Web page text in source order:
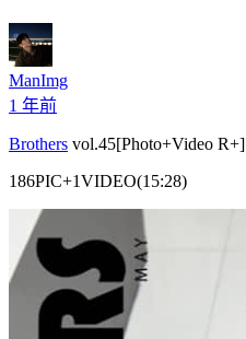
ManImg
1 年前
Brothers vol.45[Photo+Video R+]
186PIC+1VIDEO(15:28)